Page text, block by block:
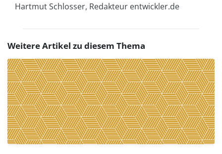
Hartmut Schlosser, Redakteur entwickler.de
Weitere Artikel zu diesem Thema